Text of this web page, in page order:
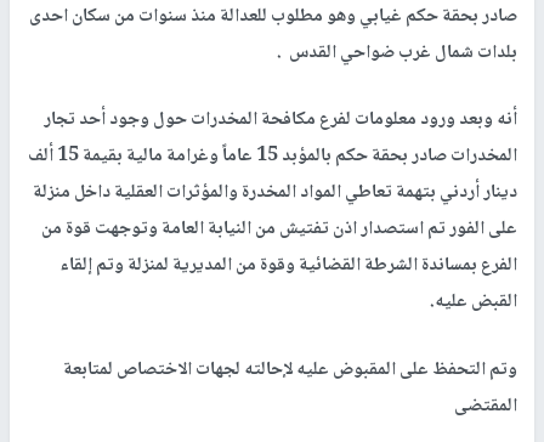
صادر بحقة حكم غيابي وهو مطلوب للعدالة منذ سنوات من سكان احدى
بلدات شمال غرب ضواحي القدس .
أنه وبعد ورود معلومات لفرع مكافحة المخدرات حول وجود أحد تجار
المخدرات صادر بحقة حكم بالمؤبد 15 عاماً وغرامة مالية بقيمة 15 ألف
دينار أردني بتهمة تعاطي المواد المخدرة والمؤثرات العقلية داخل منزلة
على الفور تم استصدار اذن تفتيش من النيابة العامة وتوجهت قوة من
الفرع بمساندة الشرطة القضائية وقوة من المديرية لمنزلة وتم إلقاء
القبض عليه.
وتم التحفظ على المقبوض عليه لإحالته لجهات الاختصاص لمتابعة
المقتضى